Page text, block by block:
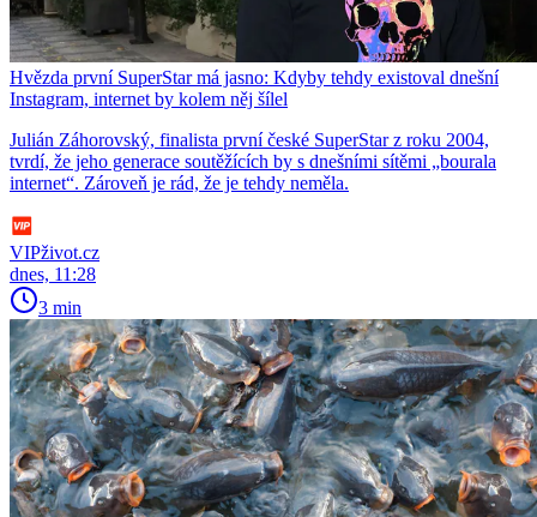
Hvězda první SuperStar má jasno: Kdyby tehdy existoval dnešní
Instagram, internet by kolem něj šílel
Julián Záhorovský, finalista první české SuperStar z roku 2004,
tvrdí, že jeho generace soutěžících by s dnešními sítěmi „bourala
internet“. Zároveň je rád, že je tehdy neměla.
VIPživot.cz
dnes, 11:28
3 min